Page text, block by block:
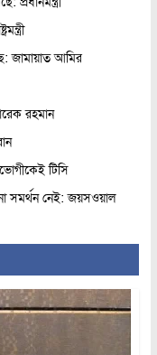
জামায়াত আমির
রহমান
টিসি
সমর্থন নেই: জয়সওয়াল